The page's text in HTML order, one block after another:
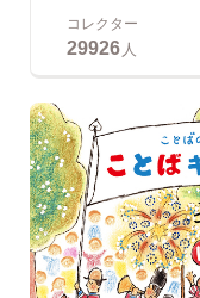
コレクター
29926人